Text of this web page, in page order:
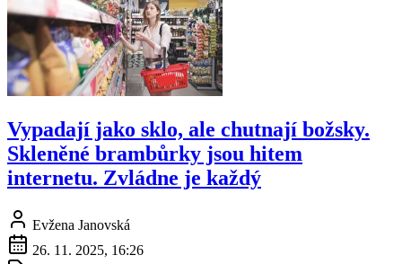
Vypadají jako sklo, ale chutnají božsky.
Skleněné brambůrky jsou hitem
internetu. Zvládne je každý
Evžena Janovská
26. 11. 2025, 16:26